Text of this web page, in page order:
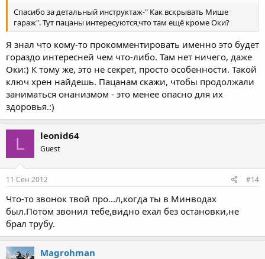
Спасибо за детальный инструктаж-" Как вскрывать Мише
гараж". Тут пацаны интересуются,что там ещё кроме Оки?
Я знал что кому-то прокомментировать именно это будет
гораздо интересней чем что-либо. Там нет ничего, даже
Оки:) К тому же, это не секрет, просто особенности. Такой
ключ хрен найдешь. Пацанам скажи, чтобы продолжали
заниматься онанизмом - это менее опасно для их
здоровья.:)
L leonid64
Guest
11 Сен 2012 #14
Что-то звонок твой про...л,когда ты в Минводах
был.Потом звонил тебе,видно ехал без остановки,не
брал трубу.
Magrohman